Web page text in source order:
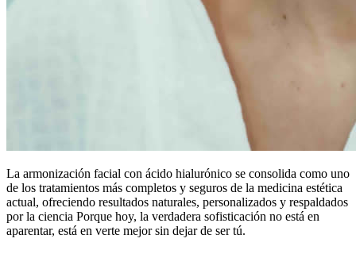
La armonización facial con ácido hialurónico se consolida como uno
de los tratamientos más completos y seguros de la medicina estética
actual, ofreciendo resultados naturales, personalizados y respaldados
por la ciencia Porque hoy, la verdadera sofisticación no está en
aparentar, está en verte mejor sin dejar de ser tú.